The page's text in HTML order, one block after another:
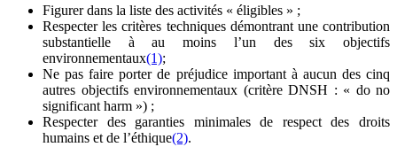
Figurer dans la liste des activités « éligibles » ;
Respecter les critères techniques démontrant une contribution
substantielle à au moins l’un des six objectifs
environnementaux(1);
Ne pas faire porter de préjudice important à aucun des cinq
autres objectifs environnementaux (critère DNSH : « do no
significant harm ») ;
Respecter des garanties minimales de respect des droits
humains et de l’éthique(2).